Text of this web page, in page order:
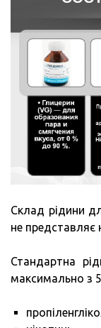
Склад рідини
не представляє
Стандартна
максимально з